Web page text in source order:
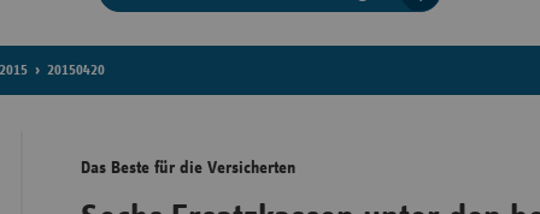
der
2015 20150420
Das Beste für die Versicherten